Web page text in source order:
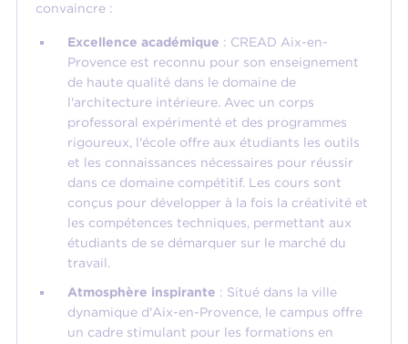
convaincre :
Excellence académique : CREAD Aix-en-
Provence est reconnu pour son enseignement
de haute qualité dans le domaine de
l'architecture intérieure. Avec un corps
professoral expérimenté et des programmes
rigoureux, l'école offre aux étudiants les outils
et les connaissances nécessaires pour réussir
dans ce domaine compétitif. Les cours sont
conçus pour développer à la fois la créativité et
les compétences techniques, permettant aux
étudiants de se démarquer sur le marché du
travail.
Atmosphère inspirante : Situé dans la ville
dynamique d'Aix-en-Provence, le campus offre
un cadre stimulant pour les formations en